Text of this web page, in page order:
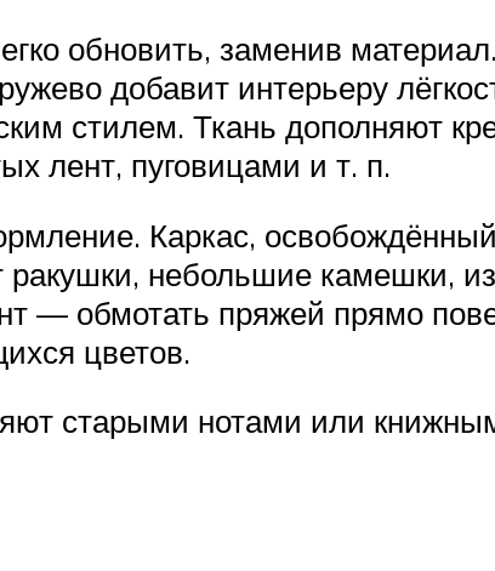
обновить, заменив
добавит интерьеру
стилем. Ткань дополняют
лент, пуговицами и т. п.
Каркас,
ракушки, небольшие камешки,
— обмотать пряжей прямо
цветов.
старыми нотами или